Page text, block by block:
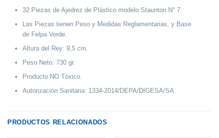
32 Piezas de Ajedrez de Plástico modelo Staunton N° 7.
Las Piezas tienen Peso y Medidas Reglamentarias, y Base
de Felpa Verde.
Altura del Rey: 9,5 cm.
Peso Neto: 730 gr.
Producto NO Tóxico.
Autorización Sanitaria: 1334-2014/DEPA/DIGESA/SA
PRODUCTOS RELACIONADOS